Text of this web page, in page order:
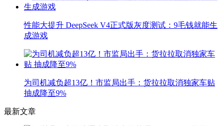
性能大提升 DeepSeek V4正式版灰度测试：9毛钱就能生
成游戏
为司机减负超13亿！市监局出手：货拉拉取消独家车贴
抽成降至9%
最新文章